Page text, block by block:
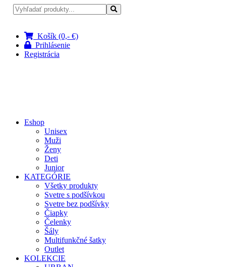
Košík (0,- €)
Prihlásenie
Registrácia
Eshop
Unisex
Muži
Ženy
Deti
Junior
KATEGÓRIE
Všetky produkty
Svetre s podšívkou
Svetre bez podšívky
Čiapky
Čelenky
Šály
Multifunkčné šatky
Outlet
KOLEKCIE